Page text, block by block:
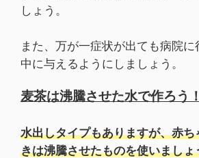
しょう。
また、万が一症状が出ても病院
中に与えるようにしましょう。
麦茶は沸騰させた水で作ろう！
水出しタイプもありますが、赤ち
きは沸騰させたものを使いましょ